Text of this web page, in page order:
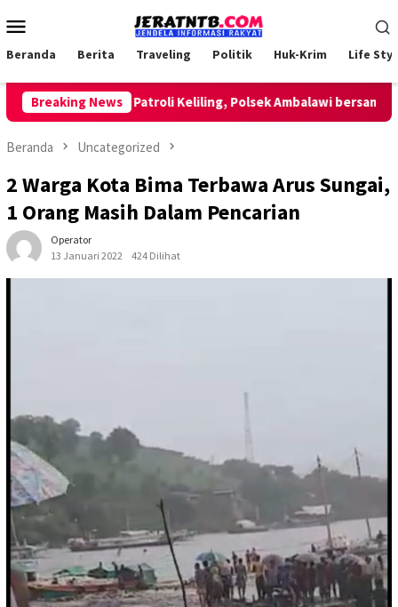
ke
Mobile
Beranda Berita Traveling Politik Huk-Krim Life
Breaking News
Lakukan Patroli Keliling, Polsek Ambalawi bersama TNI
Beranda Uncategorized
2 Warga Kota Bima Terbawa Arus Sungai,
1 Orang Masih Dalam Pencarian
Operator
13 Januari 2022
424 Dilihat